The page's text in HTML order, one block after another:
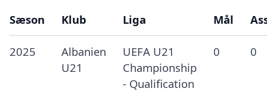
Sæson Klub Liga Mål
2025
Albanien
U21
UEFA U21
Championship
- Qualification
0 0